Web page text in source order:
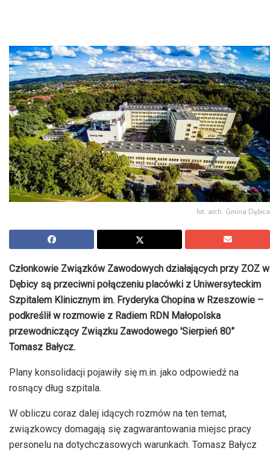
fot. arch. Gmina Dębica
Członkowie Związków Zawodowych działających przy ZOZ w
Dębicy są przeciwni połączeniu placówki z Uniwersyteckim
Szpitalem Klinicznym im. Fryderyka Chopina w Rzeszowie –
podkreślił w rozmowie z Radiem RDN Małopolska
przewodniczący Związku Zawodowego 'Sierpień 80”
Tomasz Bałycz.
Plany konsolidacji pojawiły się m.in. jako odpowiedź na
rosnący dług szpitala.
W obliczu coraz dalej idących rozmów na ten temat,
związkowcy domagają się zagwarantowania miejsc pracy
personelu na dotychczasowych warunkach. Tomasz Bałycz